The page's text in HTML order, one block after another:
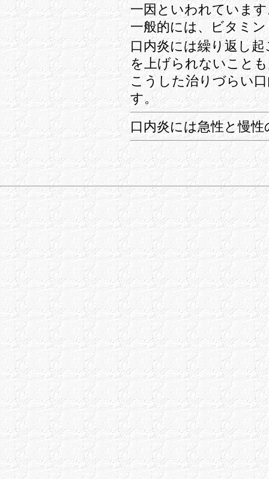
一因といわれていま
一般的には、ビタミン
口内炎には繰り返し
を上げられないこと
こうした治りづらい
す。
口内炎には急性と慢